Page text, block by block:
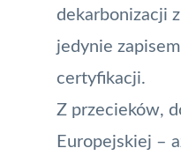
dekarbonizacji
jedynie
certyfikacji.
Z przecieków,
Europejskiej –